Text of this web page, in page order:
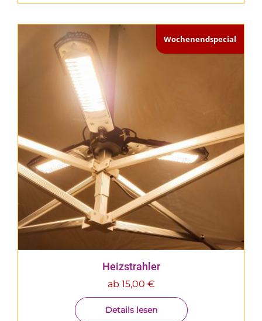
Wochenendspecial
Heizstrahler
ab 15,00 €
Details lesen